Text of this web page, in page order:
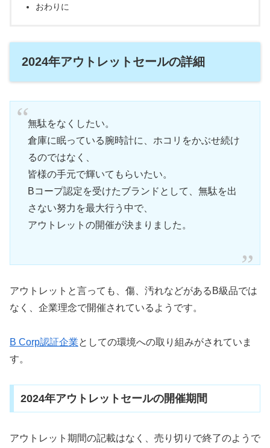
おわりに
2024年アウトレットセールの詳細
無駄をなくしたい。
倉庫に眠っている腕時計に、ホコリをかぶせ続け
るのではなく、
皆様の手元で輝いてもらいたい。
Bコープ認定を受けたブランドとして、無駄を出
さない努力を最大行う中で、
アウトレットの開催が決まりました。
アウトレットと言っても、傷、汚れなどがあるB級品では
なく、企業理念で開催されているようです。
B Corp認証企業としての環境への取り組みがされていま
す。
2024年アウトレットセールの開催期間
アウトレット期間の記載はなく、売り切りで終了のようで